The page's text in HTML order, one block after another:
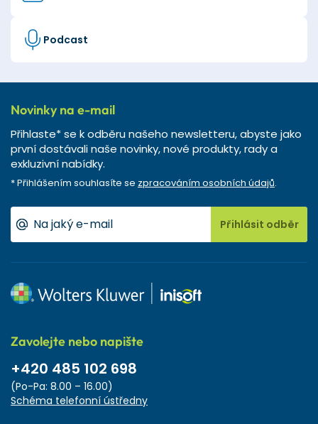
Podcast
Novinky na e-mail
Přihlaste* se k odběru našeho newsletteru, abyste jako
první dostávali naše novinky, nové produkty, rady a
exkluzivní nabídky.
* Přihlášením souhlasíte se zpracováním osobních údajů.
Přihlásit odběr
Zavolejte nebo napište
+420 485 102 698
(Po-Pa: 8.00 – 16.00)
Schéma telefonní ústředny